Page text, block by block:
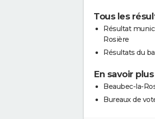
Tous les
Résultat
Rosière
Résultats du
En savoir
Beaubec-la-
Bureaux de